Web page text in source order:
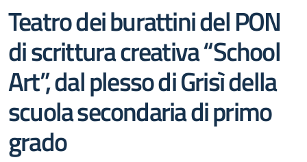
Teatro dei burattini del PON
di scrittura creativa “School
Art”, dal plesso di Grisì della
scuola secondaria di primo
grado